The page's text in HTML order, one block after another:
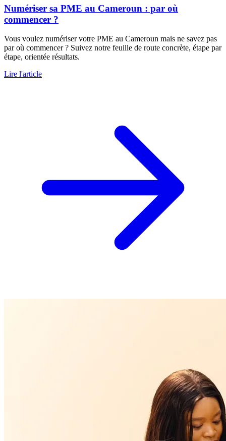
Numériser sa PME au Cameroun : par où
commencer ?
Vous voulez numériser votre PME au Cameroun mais ne savez pas
par où commencer ? Suivez notre feuille de route concrète, étape par
étape, orientée résultats.
Lire l'article